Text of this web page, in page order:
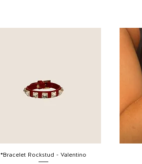
*Bracelet Rockstud - Valentino